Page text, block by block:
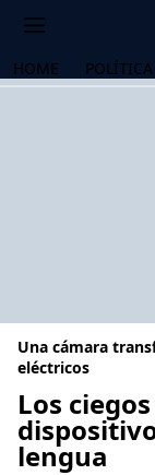
HOME POLÍTICA
Una cámara
eléctricos
Los
lengua